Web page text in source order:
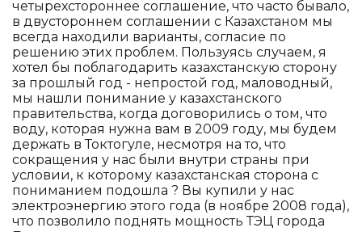
четырехстороннее соглашение, что часто бывало,
в двустороннем соглашении с Казахстаном мы
всегда находили варианты, согласие по
решению этих проблем. Пользуясь случаем, я
хотел бы поблагодарить казахстанскую сторону
за прошлый год - непростой год, маловодный,
мы нашли понимание у казахстанского
правительства, когда договорились о том, что
воду, которая нужна вам в 2009 году, мы будем
держать в Токтогуле, несмотря на то, что
сокращения у нас были внутри страны при
условии, к которому казахстанская сторона с
пониманием подошла ? Вы купили у нас
электроэнергию этого года (в ноябре 2008 года),
что позволило поднять мощность ТЭЦ города